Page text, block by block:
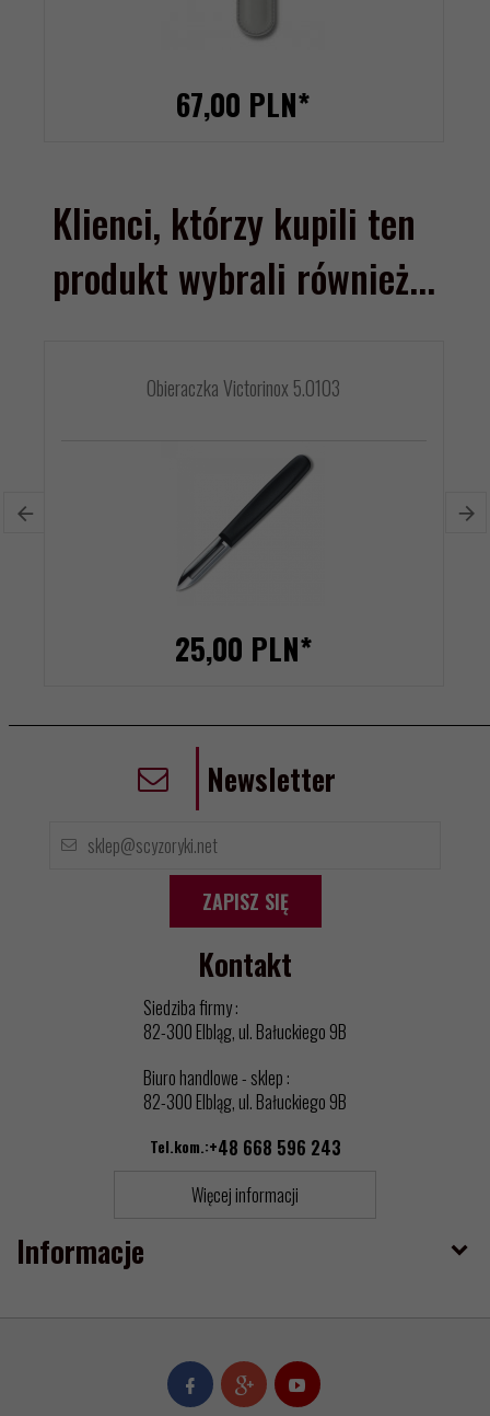
67,00 PLN*
Klienci, którzy kupili ten
produkt wybrali również...
Obieraczka Victorinox 5.0103
25,00 PLN*
Informacje
Newsletter
ZAPISZ SIĘ
Kontakt
Siedziba firmy :
82-300 Elbląg, ul. Bałuckiego 9B
Biuro handlowe - sklep :
82-300 Elbląg, ul. Bałuckiego 9B
Tel.kom.:+48 668 596 243
Więcej informacji